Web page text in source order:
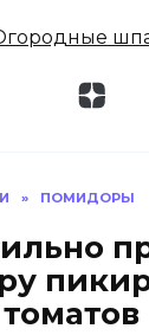
» ПОМИДОРЫ